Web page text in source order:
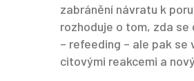
zabránění návratu k
rozhoduje o tom, zda
– refeeding – ale pak
citovými reakcemi a